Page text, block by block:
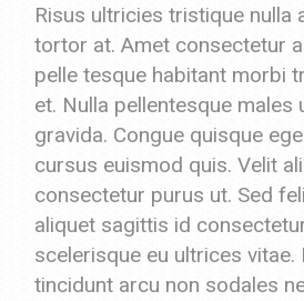
Risus ultricies tristique nulla
tortor at. Amet consectetur
pelle tesque habitant morbi
et. Nulla pellentesque males
gravida. Congue quisque
cursus euismod quis. Velit
consectetur purus ut. Sed
aliquet sagittis id
scelerisque eu ultrices
tincidunt arcu non sodales